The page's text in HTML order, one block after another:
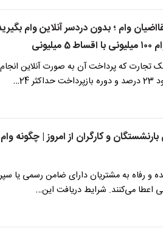
وام ؛ بدون دردسر آنلاین وام
بانک تجارت که پرداخت آن به صورت آنلاین انجام
و رفاه به مشتریان دارای ضامن رسمی یا